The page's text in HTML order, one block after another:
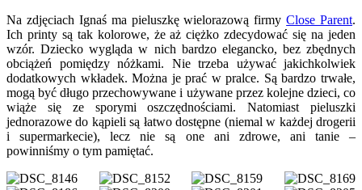
Na zdjęciach Ignaś ma pieluszkę wielorazową firmyClose Parent.
Ich printy są tak kolorowe, że aż ciężko zdecydować się na jeden
wzór. Dziecko wygląda w nich bardzo elegancko, bez zbędnych
obciążeń pomiędzy nóżkami. Nie trzeba używać jakichkolwiek
dodatkowych wkładek. Można je prać w pralce. Są bardzo trwałe,
mogą być długo przechowywane i używane przez kolejne dzieci, co
wiąże się ze sporymi oszczędnościami. Natomiast pieluszki
jednorazowe do kąpieli są łatwo dostępne (niemal w każdej drogerii
i supermarkecie), lecz nie są one ani zdrowe, ani tanie –
powinniśmy o tym pamiętać.